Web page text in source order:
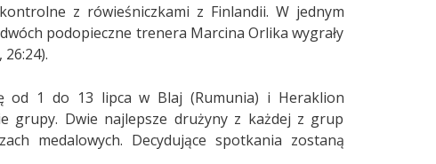
z rówieśniczkami z Finlandii. W jednym
podopieczne trenera Marcina Orlika wygrały
26:24).
od 1 do 13 lipca w Blaj (Rumunia) i Heraklion
grupy. Dwie najlepsze drużyny z każdej z grup
medalowych. Decydujące spotkania zostaną